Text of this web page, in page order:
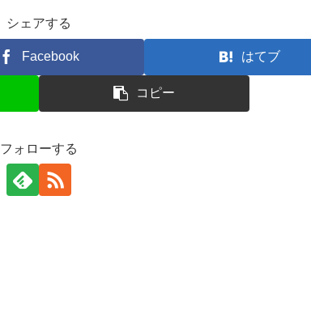
シェアする
Facebook はてブ
コピー
フォローする